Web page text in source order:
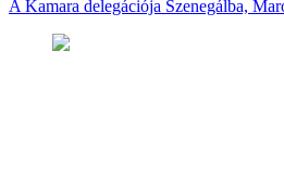
A Kamara delegációja Szenegálba,